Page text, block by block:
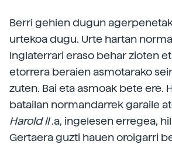
Berri gehien dugun
urtekoa dugu. Urte hartan
Inglaterrari eraso behar zioten
etorrera beraien asmotarako
zuten. Bai eta asmoak bete ere.
batailan normandarrek garaile
Harold II.a, ingelesen erregea,
Gertaera guzti hauen oroigarri